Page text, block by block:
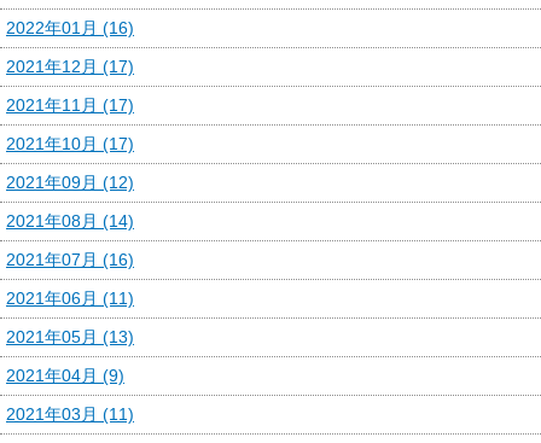
2022年01月 (16)
2021年12月 (17)
2021年11月 (17)
2021年10月 (17)
2021年09月 (12)
2021年08月 (14)
2021年07月 (16)
2021年06月 (11)
2021年05月 (13)
2021年04月 (9)
2021年03月 (11)